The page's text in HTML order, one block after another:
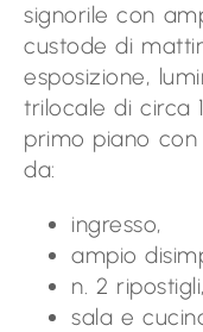
signorile con
custode di
esposizione,
trilocale di circa
primo piano
da:
ingresso,
ampio
n. 2 ripostigli,
sala e